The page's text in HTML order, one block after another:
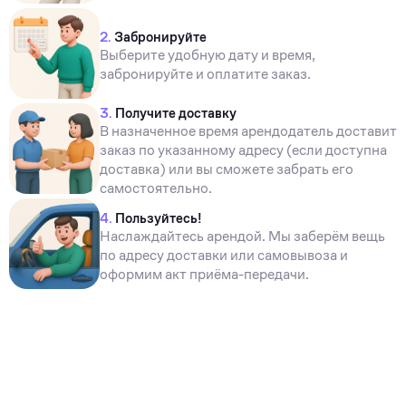
2. Забронируйте
Выберите удобную дату и время,
забронируйте и оплатите заказ.
3. Получите доставку
В назначенное время арендодатель доставит
заказ по указанному адресу (если доступна
доставка) или вы сможете забрать его
самостоятельно.
4. Пользуйтесь!
Наслаждайтесь арендой. Мы заберём вещь
по адресу доставки или самовывоза и
оформим акт приёма-передачи.